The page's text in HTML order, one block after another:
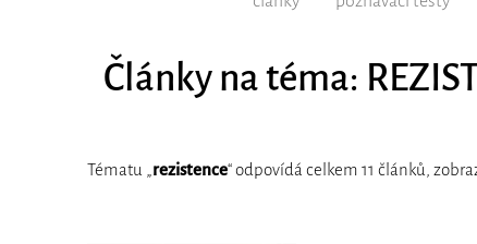
Články na téma:
Tématu „ rezistence“ odpovídá celkem 11 článků,